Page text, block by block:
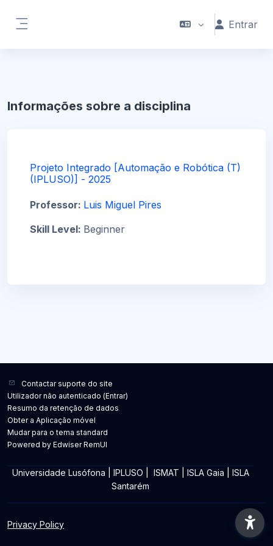
Entrar
Informações sobre a disciplina
Projeto Integrado [Automação e Robótica (T)
(IPLUSO)] - 2025
Professor: Luis Miguel Pires
Skill Level: Beginner
Contactar suporte do site
Utilizador não autenticado (Entrar)
Resumo da retenção de dados
Obter a Aplicação móvel
Mudar para o tema standard
Powered by Edwiser RemUI
Universidade Lusófona IPLUSO ISMAT ISLA Gaia
ISLA
Santarém
Privacy Policy